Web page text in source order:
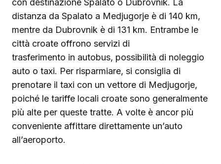
distanza da Spalato a Medjugorje è di 140 km,
mentre da Dubrovnik è di 131 km. Entrambe le
città croate offrono servizi di
trasferimento in autobus, possibilità di noleggio
auto o taxi. Per risparmiare, si consiglia di
prenotare il taxi con un vettore di Medjugorje,
poiché le tariffe locali croate sono generalmente
più alte per queste tratte. A volte è ancor più
conveniente affittare direttamente un’auto
all’aeroporto.